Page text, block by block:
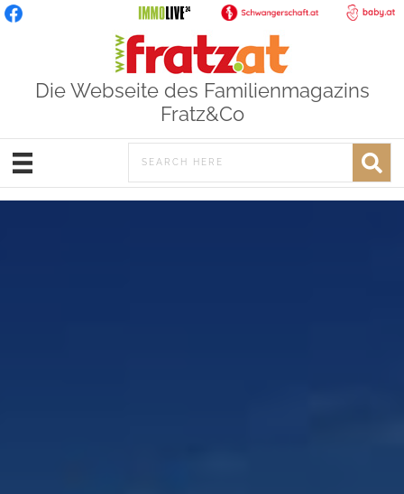
Die Webseite des Familienmagazins
Fratz&Co